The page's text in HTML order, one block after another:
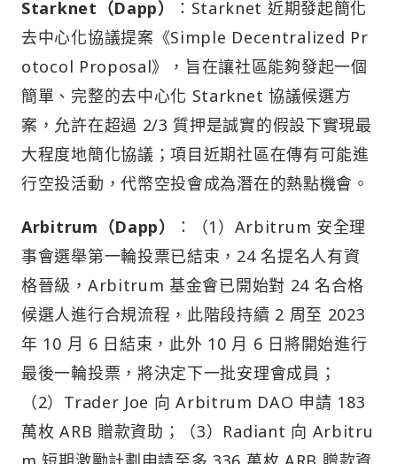
Starknet（Dapp）
：Starknet 近期發起簡化
去中心化協議提案《Simple Decentralized Pr
otocol Proposal》，旨在讓社區能夠發起一個
簡單、完整的去中心化 Starknet 協議候選方
案，允許在超過 2/3 質押是誠實的假設下實現最
大程度地簡化協議；項目近期社區在傳有可能進
行空投活動，代幣空投會成為潛在的熱點機會。
Arbitrum（Dapp）
：（1）Arbitrum 安全理
事會選舉第一輪投票已結束，24 名提名人有資
格晉級，Arbitrum 基金會已開始對 24 名合格
候選人進行合規流程，此階段持續 2 周至 2023
年 10 月 6 日結束，此外 10 月 6 日將開始進行
最後一輪投票，將決定下一批安理會成員；
（2）Trader Joe 向 Arbitrum DAO 申請 183
萬枚 ARB 贈款資助；（3）Radiant 向 Arbitru